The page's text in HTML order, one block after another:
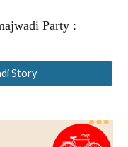
Party :
Story